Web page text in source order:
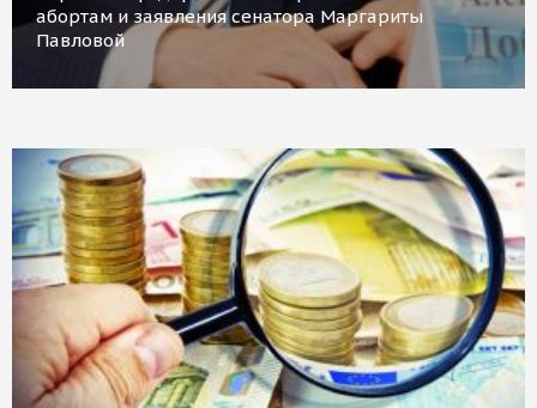
абортам и заявления сенатора Маргариты
Павловой